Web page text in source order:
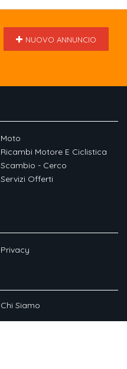
NUOVO ANNUNCIO
Moto
Ricambi Motore E Ciclistica
Scambio - Cerco
Servizi Offerti
Privacy
Chi Siamo